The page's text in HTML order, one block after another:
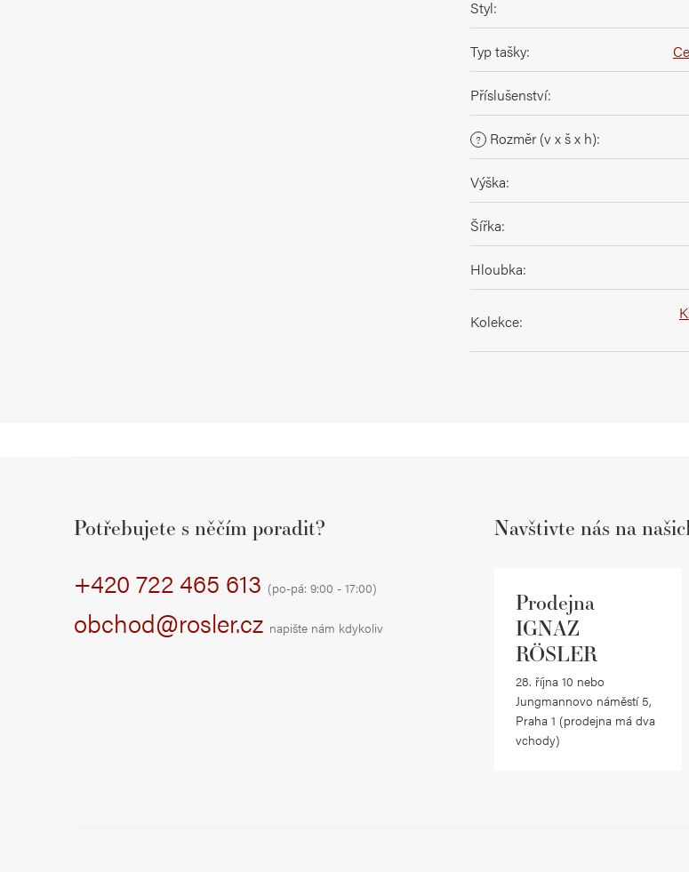
Styl:
Typ tašky:
Příslušenství:
? Rozměr (v x š x h):
Výška:
Šířka:
Hloubka:
Kolekce:
Potřebujete s něčím poradit?
+420 722 465 613 (po-pá: 9:00 - 17:00)
obchod@rosler.cz napište nám kdykoliv
Navštivte nás na
Prodejna
IGNAZ
RÖSLER
28. října 10 nebo
Jungmannovo náměstí 5,
Praha 1 (prodejna má dva
vchody)